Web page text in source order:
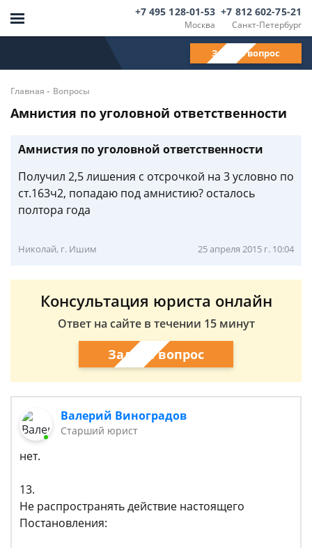
Москва
+7 495 128-01-53
Санкт-Петербург
+7 812 602-75-21
Задать вопрос
Главная - Вопросы
Амнистия по уголовной ответственности
Амнистия по уголовной ответственности
Получил 2,5 лишения с отсрочкой на 3 условно по
ст.163ч2, попадаю под амнистию? осталось
полтора года
Николай, г. Ишим 25 апреля 2015 г. 10:04
Консультация юриста онлайн
Ответ на сайте в течении 15 минут
Задать вопрос
Валерий Виноградов
Старший юрист
нет.
13.
Не распространять действие настоящего
Постановления: